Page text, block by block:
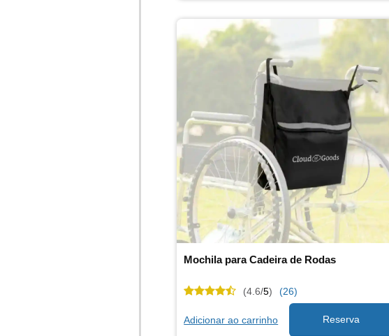
Mochila para Cadeira de Rodas
(4.6/5) (26)
Adicionar ao carrinho